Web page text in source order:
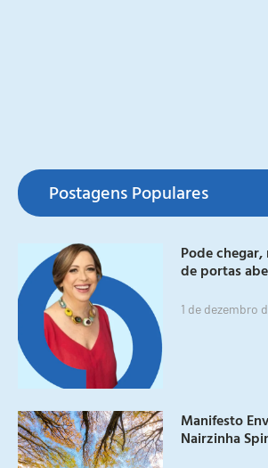
Postagens Populares
Pode chegar,
de portas
1 de dezembro
Manifesto
Nairzinha